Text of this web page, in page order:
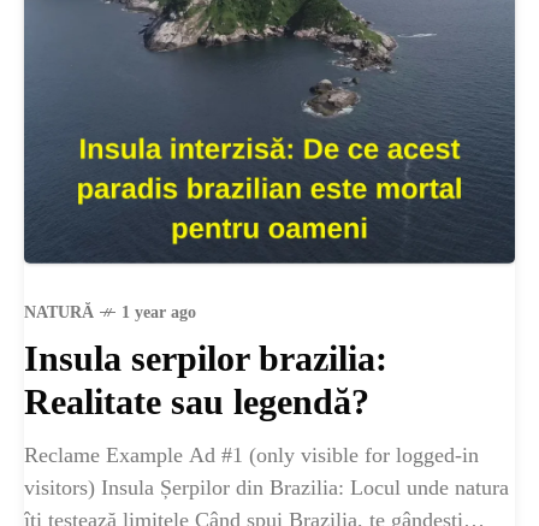
NATURĂ 1 year ago
Insula serpilor brazilia:
Realitate sau legendă?
Reclame Example Ad #1 (only visible for logged-in
visitors) Insula Șerpilor din Brazilia: Locul unde natura
îți testează limitele Când spui Brazilia, te gândești
ISTORIE
NATURĂ
STIRI
ȘTIINȚA
ANIMALE
OAMENI